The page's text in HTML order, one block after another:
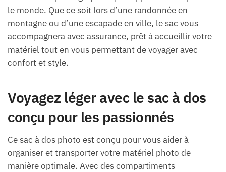
le monde. Que ce soit lors d’une randonnée en
montagne ou d’une escapade en ville, le sac vous
accompagnera avec assurance, prêt à accueillir votre
matériel tout en vous permettant de voyager avec
confort et style.
Voyagez léger avec le sac à dos
conçu pour les passionnés
Ce sac à dos photo est conçu pour vous aider à
organiser et transporter votre matériel photo de
manière optimale. Avec des compartiments